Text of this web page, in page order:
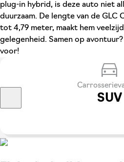
plug-in hybrid, is deze auto niet
duurzaam. De lengte van de GLC
tot 4,79 meter, maakt hem
gelegenheid. Samen op
voor!
SUV